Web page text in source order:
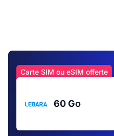
Carte SIM ou eSIM offerte
60 Go